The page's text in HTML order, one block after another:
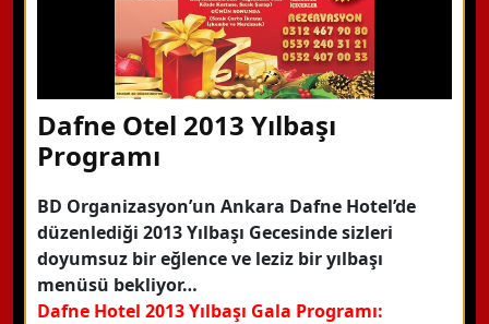
Dafne Otel 2013 Yılbaşı
Programı
BD Organizasyon’un Ankara Dafne Hotel’de
düzenlediği 2013 Yılbaşı Gecesinde sizleri
doyumsuz bir eğlence ve leziz bir yılbaşı
menüsü bekliyor…
Dafne Hotel 2013 Yılbaşı Gala Programı: